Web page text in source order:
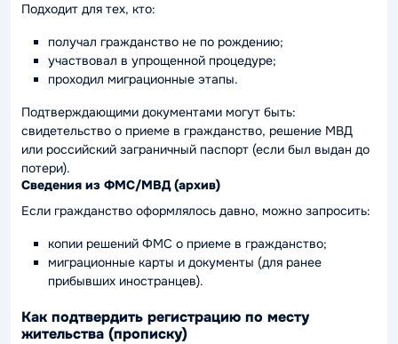
Подходит для тех, кто:
получал гражданство не по рождению;
участвовал в упрощенной процедуре;
проходил миграционные этапы.
Подтверждающими документами могут быть:
свидетельство о приеме в гражданство, решение МВД
или российский заграничный паспорт (если был выдан до
потери).
Сведения из ФМС/МВД (архив)
Если гражданство оформлялось давно, можно запросить:
копии решений ФМС о приеме в гражданство;
миграционные карты и документы (для ранее
прибывших иностранцев).
Как подтвердить регистрацию по месту
жительства (прописку)